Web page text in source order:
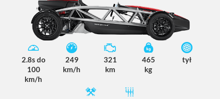
2.8s do
100
km/h
249
km/h
321
km
465
kg
tył